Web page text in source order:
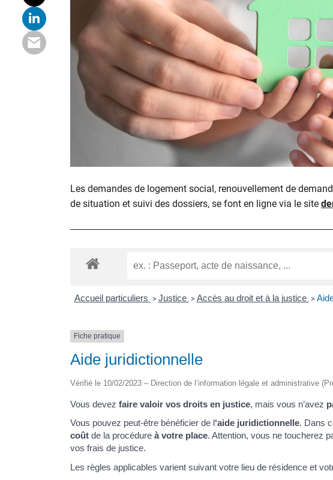
Les demandes de logement social, renouvellement de
de situation et suivi des dossiers, se font en ligne via le site
Accueil particuliers > Justice > Accès au droit et à la justice >
Fiche pratique
Aide juridictionnelle
Vérifié le 10/02/2023 – Direction de l’information légale et administrative
Vous devez faire valoir vos droits en justice, mais vous n’avez
Vous pouvez peut-être bénéficier de l‘aide juridictionnelle. Dans
coût de la procédure à votre place. Attention, vous ne toucherez
vos frais de justice.
Les règles applicables varient suivant votre lieu de résidence et